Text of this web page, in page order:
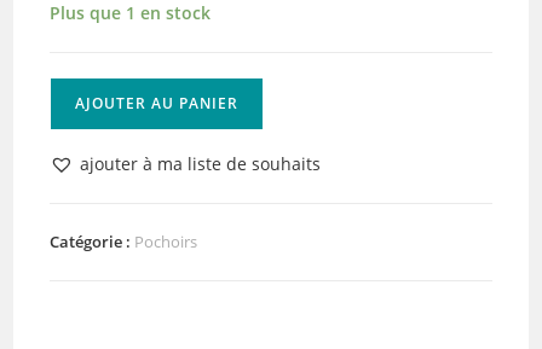
Plus que 1 en stock
Pochoir
-
AJOUTER AU PANIER
ajouter à ma liste de souhaits
Catégorie : Pochoirs